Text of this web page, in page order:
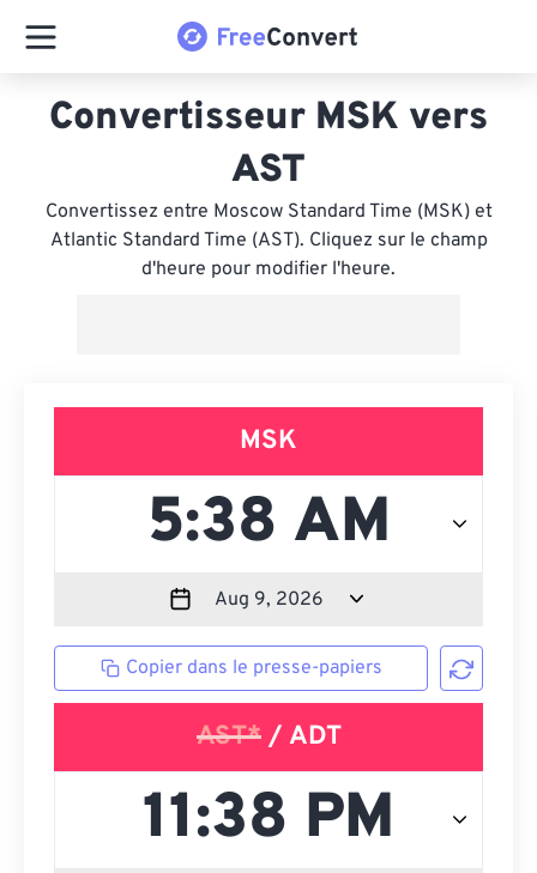
Convertisseur MSK vers
AST
Convertissez entre Moscow Standard Time (MSK) et
Atlantic Standard Time (AST). Cliquez sur le champ
d'heure pour modifier l'heure.
MSK
Copier dans le presse-papiers
AST*/ ADT